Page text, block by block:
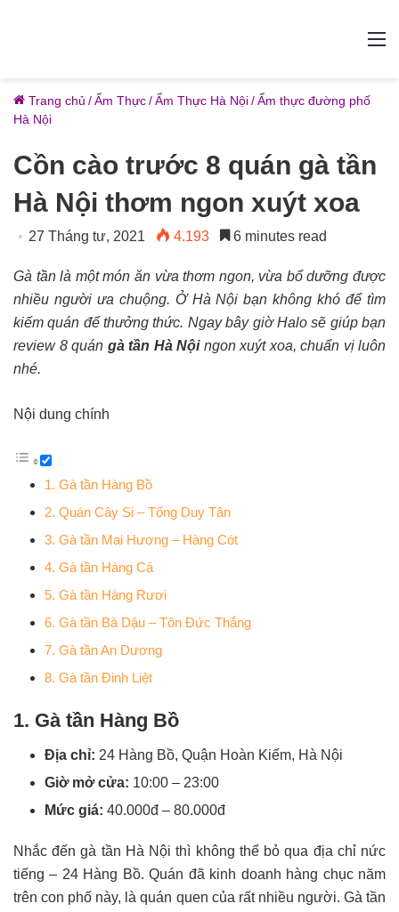
Trang chủ /Ẩm Thực/Ẩm Thực Hà Nội/Ẩm thực đường phố
Hà Nội
Cồn cào trước 8 quán gà tần
Hà Nội thơm ngon xuýt xoa
27 Tháng tư, 2021 4.193 6 minutes read
Gà tần là một món ăn vừa thơm ngon, vừa bổ dưỡng được
nhiều người ưa chuộng. Ở Hà Nội bạn không khó để tìm
kiếm quán để thưởng thức. Ngay bây giờ Halo sẽ giúp bạn
review 8 quán gà tần Hà Nội ngon xuýt xoa, chuẩn vị luôn
nhé.
Nội dung chính
1. Gà tần Hàng Bồ
2. Quán Cây Si – Tống Duy Tân
3. Gà tần Mai Hương – Hàng Cót
4. Gà tần Hàng Cá
5. Gà tần Hàng Rươi
6. Gà tần Bà Dậu – Tôn Đức Thắng
7. Gà tần An Dương
8. Gà tần Đinh Liệt
1. Gà tần Hàng Bồ
Địa chỉ: 24 Hàng Bồ, Quận Hoàn Kiếm, Hà Nội
Giờ mở cửa: 10:00 – 23:00
Mức giá: 40.000đ – 80.000đ
Nhắc đến gà tần Hà Nội thì không thể bỏ qua địa chỉ nức
tiếng – 24 Hàng Bồ. Quán đã kinh doanh hàng chục năm
trên con phố này, là quán quen của rất nhiều người. Gà tần